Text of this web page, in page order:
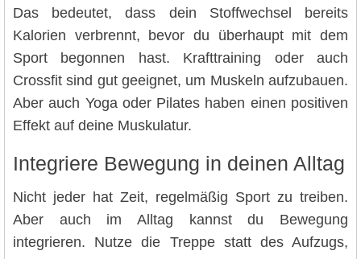
Das bedeutet, dass dein Stoffwechsel bereits
Kalorien verbrennt, bevor du überhaupt mit dem
Sport begonnen hast. Krafttraining oder auch
Crossfit sind gut geeignet, um Muskeln aufzubauen.
Aber auch Yoga oder Pilates haben einen positiven
Effekt auf deine Muskulatur.
Integriere Bewegung in deinen Alltag
Nicht jeder hat Zeit, regelmäßig Sport zu treiben.
Aber auch im Alltag kannst du Bewegung
integrieren. Nutze die Treppe statt des Aufzugs,